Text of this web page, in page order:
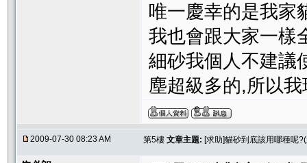
唯一慶幸的是我家
我也會跟大家一樣
細砂我個人不建議
塵超級多的,所以
2009-07-30 08:23 AM 第5樓 文章主題: [求助]貓砂到底該用哪種呢